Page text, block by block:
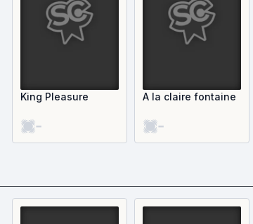
King Pleasure
-
A la claire fontaine
-